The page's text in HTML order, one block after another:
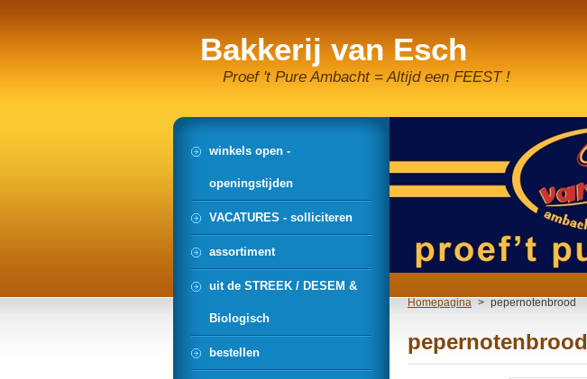
Bakkerij van Esch
Proef 't Pure Ambacht = Altijd een FEEST !
Homepagina > pepernotenbrood
pepernotenbrood
winkels open -
openingstijden
VACATURES - solliciteren
assortiment
uit de STREEK / DESEM &
Biologisch
bestellen